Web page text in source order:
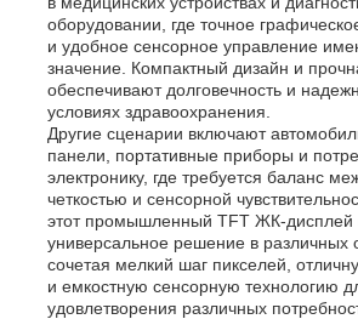
оборудовании, где точное
и удобное сенсорное управление
значение. Компактный дизайн и
обеспечивают долговечность и
условиях здравоохранения.
Другие сценарии включают
панели, портативные приборы и
электронику, где требуется баланс
четкостью и сенсорной
этот промышленный TFT ЖК-дисплей
универсальное решение в различных
сочетая мелкий шаг пикселей,
и емкостную сенсорную технологию
удовлетворения различных